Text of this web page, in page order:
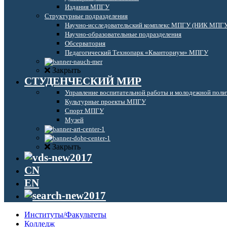
Издания МПГУ
Структурные подразделения
Научно-исследовательский комплекс МПГУ (НИК
Научно-образовательные подразделения
Обсерватория
Педагогический Технопарк «Кванториум» МПГУ
Закрыть
СТУДЕНЧЕСКИЙ МИР
Управление воспитательной работы и молодежной
Культурные проекты МПГУ
Спорт МПГУ
Музей
Закрыть
CN
EN
Институты/Факультеты
Колледж